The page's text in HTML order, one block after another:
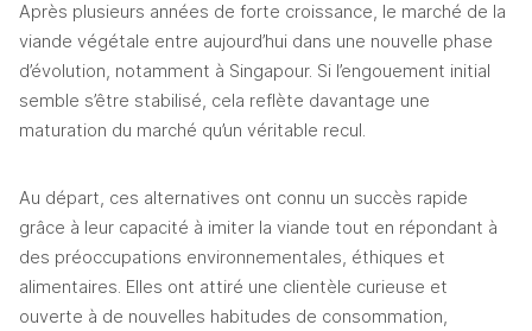
Après plusieurs années de forte croissance, le marché de la
viande végétale entre aujourd’hui dans une nouvelle phase
d’évolution, notamment à Singapour. Si l’engouement initial
semble s’être stabilisé, cela reflète davantage une
maturation du marché qu’un véritable recul.
Au départ, ces alternatives ont connu un succès rapide
grâce à leur capacité à imiter la viande tout en répondant à
des préoccupations environnementales, éthiques et
alimentaires. Elles ont attiré une clientèle curieuse et
ouverte à de nouvelles habitudes de consommation,